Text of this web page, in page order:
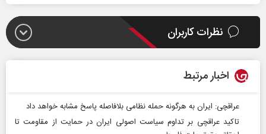
نظرات کاربران
اخبار مرتبط
عراقچی: ایران به هرگونه حمله نظامی بلافاصله پاسخ مشابه خواهد داد
تاکید عراقچی بر تداوم سیاست اصولی ایران در حمایت از مقاومت تا